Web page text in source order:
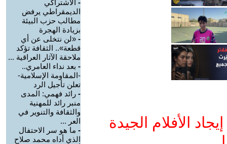
الأفلام الجيدة
- الاشتراكي
الديمقراطي يرفض
مطالب حزب البيئة
بزيادة الهجرة
- «لن نتخلى عن أي
قطعة».. الثقافة تؤكد
ملاحقة الآثار العراقية ...
- بعد نداء العامري..
-المقاومة الإسلامية-
تعلن تأجيل الرد
- رائد فهمي: المدى
منبر رائد للمهنية
والثقافة والتنوير في
العر ...
- ما هو سر الاحتفال
الذي أداه محمد صلاح